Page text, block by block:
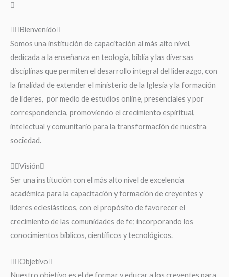
Bienvenido
Somos una institución de capacitación al más alto nivel,
dedicada a la enseñanza en teología, biblia y las diversas
disciplinas que permiten el desarrollo integral del liderazgo, con
la finalidad de extender el ministerio de la Iglesia y la formación
de líderes, por medio de estudios online, presenciales y por
correspondencia, promoviendo el crecimiento espiritual,
intelectual y comunitario para la transformación de nuestra
sociedad.
Visión
Ser una institución con el más alto nivel de excelencia
académica para la capacitación y formación de creyentes y
líderes eclesiásticos, con el propósito de favorecer el
crecimiento de las comunidades de fe; incorporando los
conocimientos bíblicos, científicos y tecnológicos.
Objetivo
Nuestro objetivo es el de formar y educar a los creyentes para